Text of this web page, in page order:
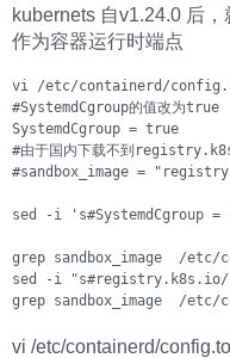
kubernets 自v1.24.0 后
作为容器运行时端点
vi /etc/containerd/
#SystemdCgroup的值改为true
SystemdCgroup = true
#由于国内下载不到
#sandbox_image =
sed -i 's#SystemdCgroup
grep sandbox_image  /
sed -i "s#registry.k8s.io/
grep sandbox_image  /
vi /etc/containerd/